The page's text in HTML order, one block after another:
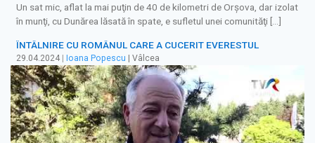
Un sat mic, aflat la mai puţin de 40 de kilometri de Orşova, dar izolat
în munţi, cu Dunărea lăsată în spate, e sufletul unei comunităţi […]
ÎNTÂLNIRE CU ROMÂNUL CARE A CUCERIT EVERESTUL
29.04.2024 Ioana Popescu | Vâlcea